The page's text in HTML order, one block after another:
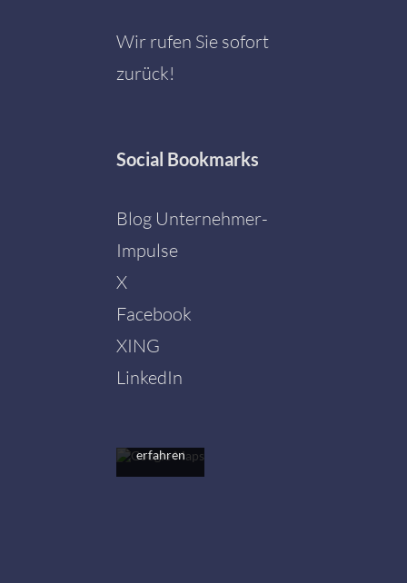
Wir rufen Sie sofort
zurück!
Social Bookmarks
Blog Unternehmer-
Impulse
X
Facebook
XING
LinkedIn
Mit dem
Karte
Sie die
erfahren